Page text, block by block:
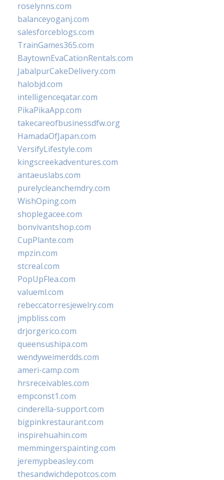
roselynns.com
balanceyoganj.com
salesforceblogs.com
TrainGames365.com
BaytownEvaCationRentals.com
JabalpurCakeDelivery.com
halobjd.com
intelligenceqatar.com
PikaPikaApp.com
takecareofbusinessdfw.org
HamadaOfJapan.com
VersifyLifestyle.com
kingscreekadventures.com
antaeuslabs.com
purelycleanchemdry.com
WishOping.com
shoplegacee.com
bonvivantshop.com
CupPlante.com
mpzin.com
stcreal.com
PopUpFlea.com
valueml.com
rebeccatorresjewelry.com
jmpbliss.com
drjorgerico.com
queensushipa.com
wendyweimerdds.com
ameri-camp.com
hrsreceivables.com
empconst1.com
cinderella-support.com
bigpinkrestaurant.com
inspirehuahin.com
memmingerspainting.com
jeremypbeasley.com
thesandwichdepotcos.com